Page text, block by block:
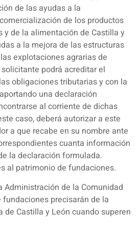
de las ayudas a la
de los productos
y de la alimentación de Castilla y
a la mejora de las estructuras
explotaciones agrarias de
podrá acreditar el
obligaciones tributarias y con la
una declaración
al corriente de dichas
caso, deberá autorizar a este
a que recabe en su nombre ante
cuanta información
la declaración formulada.
al patrimonio de fundaciones.
Administración de la Comunidad
precisarán de la
de Castilla y León cuando superen